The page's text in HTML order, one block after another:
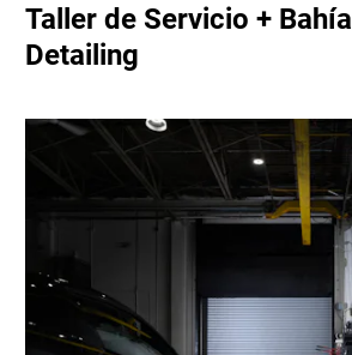
Taller de Servicio +
Detailing